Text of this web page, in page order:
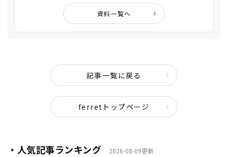
資料一覧へ
記事一覧に戻る
ferretトップページ
・人気記事ランキング 2026-08-09更新